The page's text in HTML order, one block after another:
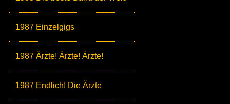
1987 Einzelgigs
1987 Ärzte! Ärzte! Ärzte!
1987 Endlich! Die Ärzte